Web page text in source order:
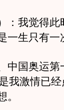
我觉得此
一生只有一
国奥运第
我激情已